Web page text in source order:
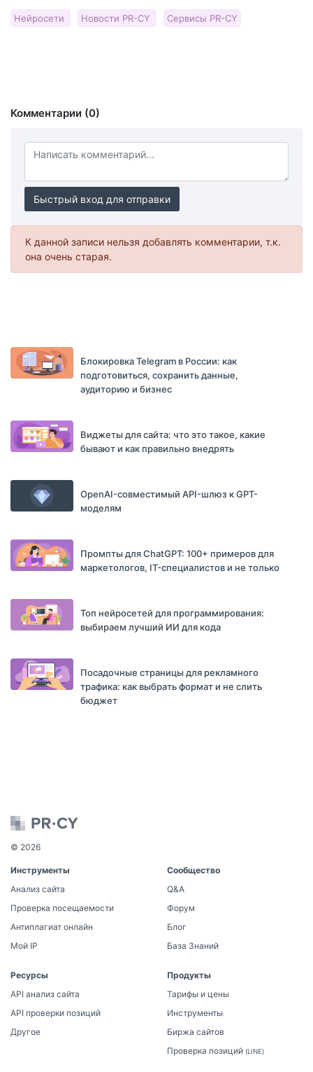
Нейросети Новости PR-CY Сервисы PR-CY
Комментарии (0)
Быстрый вход для отправки
К данной записи нельзя добавлять комментарии, т.к.
она очень старая.
Блокировка Telegram в России: как
подготовиться, сохранить данные,
аудиторию и бизнес
Виджеты для сайта: что это такое, какие
бывают и как правильно внедрять
OpenAI-совместимый API-шлюз к GPT-
моделям
Промпты для ChatGPT: 100+ примеров для
маркетологов, IT-специалистов и не только
Топ нейросетей для программирования:
выбираем лучший ИИ для кода
Посадочные страницы для рекламного
трафика: как выбрать формат и не слить
бюджет
© 2026
Инструменты
Анализ сайта
Проверка посещаемости
Антиплагиат онлайн
Мой IP
Сообщество
Q&A
Форум
Блог
База Знаний
Ресурсы
API анализ сайта
API проверки позиций
Другое
Продукты
Тарифы и цены
Инструменты
Биржа сайтов
Проверка позиций (LINE)